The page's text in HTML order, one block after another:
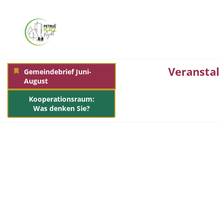
Gemeindebrief Juni-
August
Kooperationsraum:
Was denken Sie?